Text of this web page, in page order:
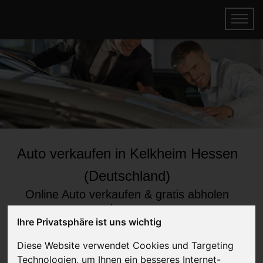
Ihre Privatsphäre ist uns wichtig
Diese Website verwendet Cookies und Targeting
Technologien, um Ihnen ein besseres Internet-
Auto verkaufen in Kelkheim Hessen
(Deutschland)
Online Auto verkaufen & gratis abholen
lassen
Auf Wunsch sofort Geld für Ihr Auto erhalten